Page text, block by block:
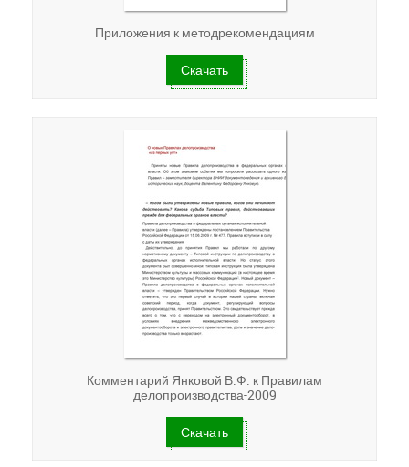
Приложения к методрекомендациям
Скачать
Комментарий Янковой В.Ф. к Правилам
делопроизводства-2009
Скачать